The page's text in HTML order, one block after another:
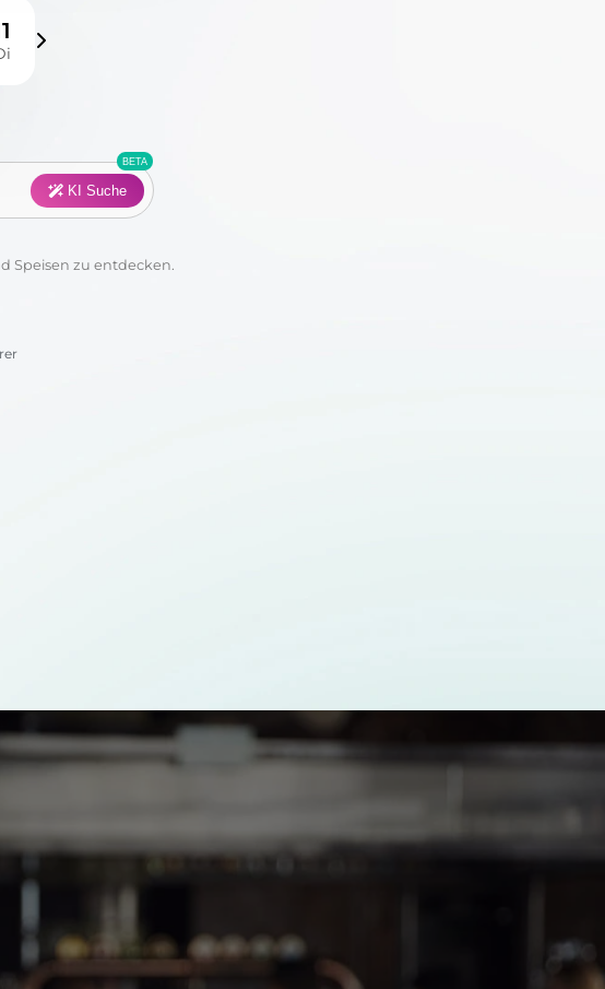
KI Suche
Speisen zu entdecken.